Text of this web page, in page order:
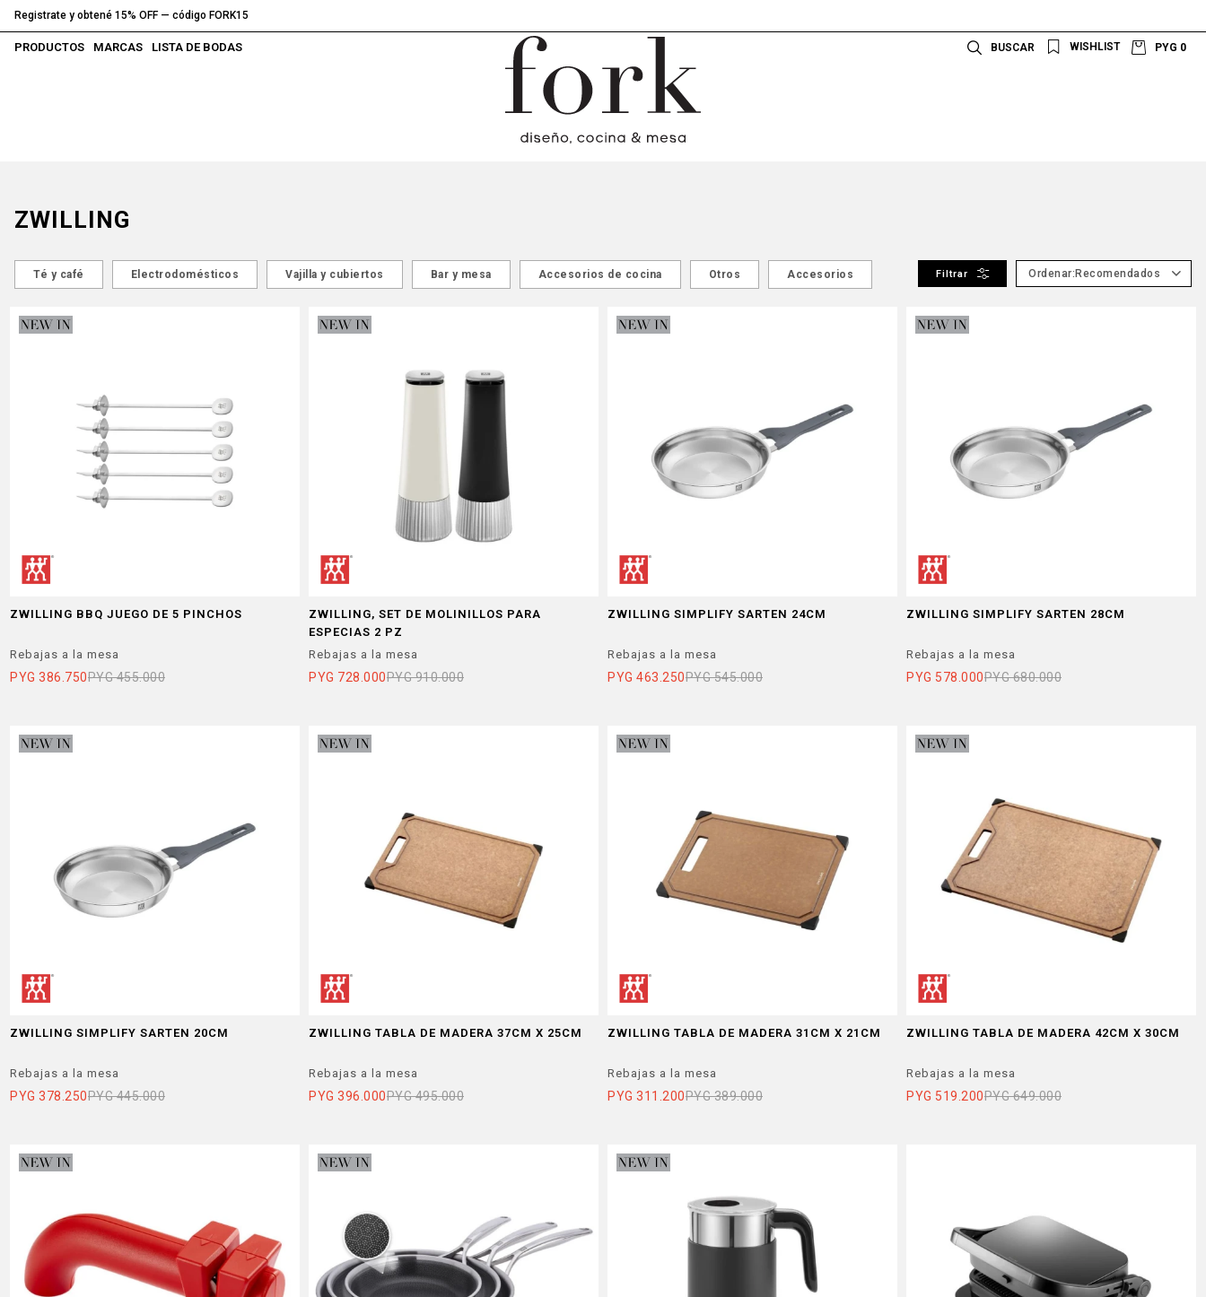
PRODUCTOS MARCAS LISTA DE BODAS PYG 0
Registrate y obtené 15% OFF — código FORK15
ZWILLING
Té y café Electrodomésticos Vajilla y cubiertos Bar y mesa Accesorios de cocina Otros Accesorios Recomendados
ZWILLING BBQ JUEGO DE 5 PINCHOS
Rebajas a la mesa
PYG 386.750PYG 455.000
ZWILLING, SET DE MOLINILLOS PARA
ESPECIAS 2 PZ
Rebajas a la mesa
PYG 728.000PYG 910.000
ZWILLING SIMPLIFY SARTEN 24CM
Rebajas a la mesa
PYG 463.250PYG 545.000
ZWILLING SIMPLIFY SARTEN 28CM
Rebajas a la mesa
PYG 578.000PYG 680.000
ZWILLING SIMPLIFY SARTEN 20CM
Rebajas a la mesa
PYG 378.250PYG 445.000
ZWILLING TABLA DE MADERA 37CM X 25CM
Rebajas a la mesa
PYG 396.000PYG 495.000
ZWILLING TABLA DE MADERA 31CM X 21CM
Rebajas a la mesa
PYG 311.200PYG 389.000
ZWILLING TABLA DE MADERA 42CM X 30CM
Rebajas a la mesa
PYG 519.200PYG 649.000